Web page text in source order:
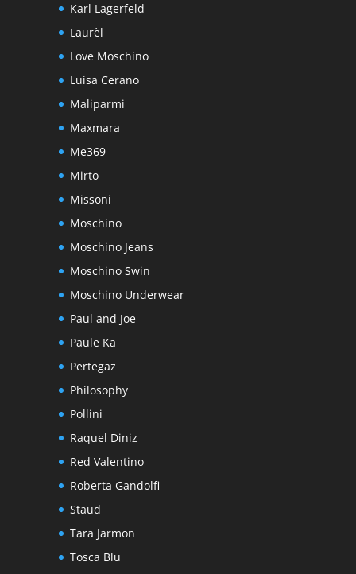
Karl Lagerfeld
Laurèl
Love Moschino
Luisa Cerano
Maliparmi
Maxmara
Me369
Mirto
Missoni
Moschino
Moschino Jeans
Moschino Swin
Moschino Underwear
Paul and Joe
Paule Ka
Pertegaz
Philosophy
Pollini
Raquel Diniz
Red Valentino
Roberta Gandolfi
Staud
Tara Jarmon
Tosca Blu